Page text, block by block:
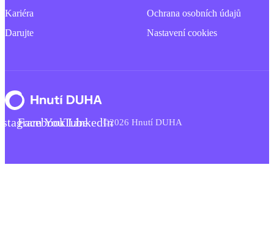
Kariéra
Darujte
Ochrana osobních údajů
Nastavení cookies
FacebookYouTubeLinkedIn©2026 Hnutí DUHA